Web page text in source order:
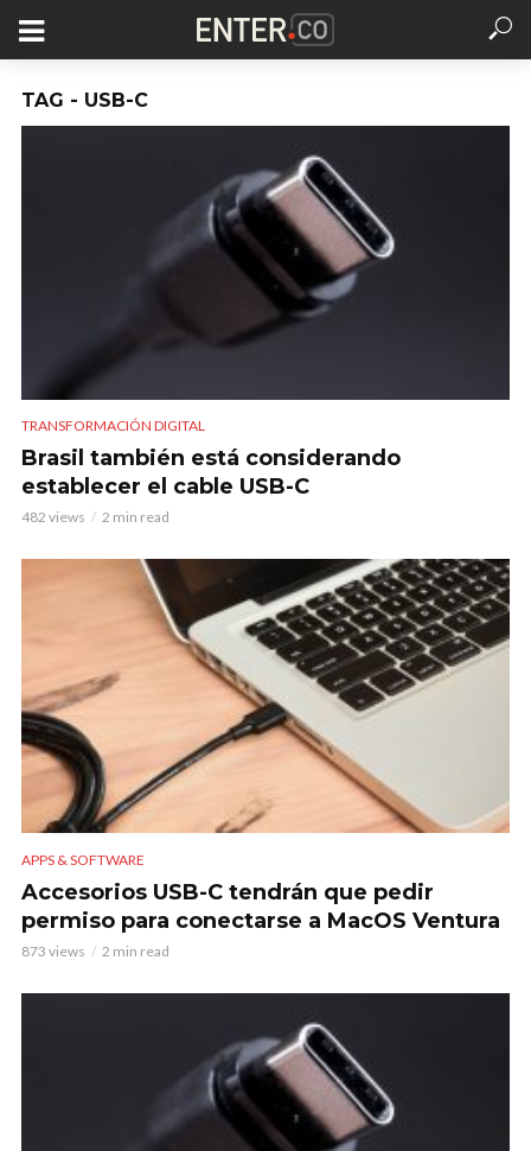
TAG - USB-C
TRANSFORMACIÓN DIGITAL
Brasil también está considerando
establecer el cable USB-C
482 views 2 min read
APPS & SOFTWARE
Accesorios USB-C tendrán que pedir
permiso para conectarse a MacOS Ventura
873 views 2 min read